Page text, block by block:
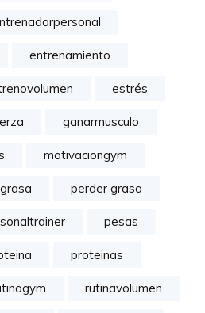
entrenamiento
estrés
ganarmusculo
motivaciongym
perder grasa
pesas
proteinas
rutinavolumen